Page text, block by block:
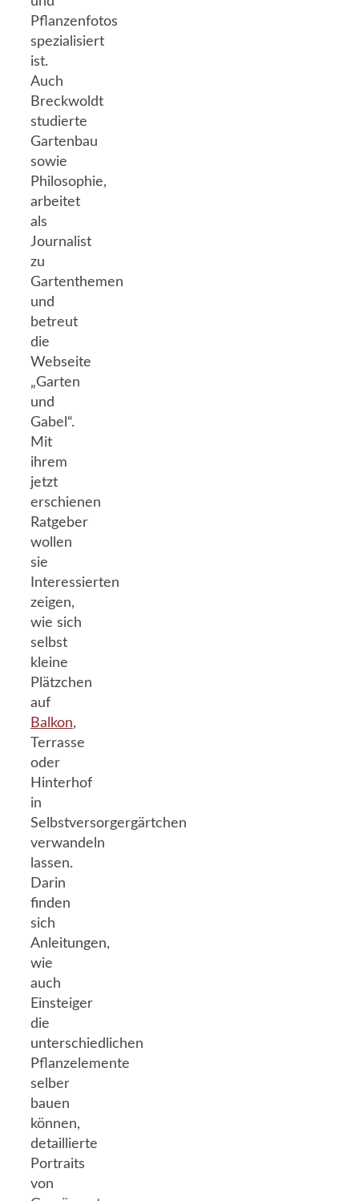
Pflanzenfotos
spezialisiert
ist.
Auch
Breckwoldt
studierte
Gartenbau
sowie
Philosophie,
arbeitet
als
Journalist
zu
Gartenthemen
und
betreut
die
Webseite
„Garten
und
Gabel“.
Mit
ihrem
jetzt
erschienen
Ratgeber
wollen
sie
Interessierten
zeigen,
wie sich
selbst
kleine
Plätzchen
auf
Balkon,
Terrasse
oder
Hinterhof
in
Selbstversorgergärtchen
verwandeln
lassen.
Darin
finden
sich
Anleitungen,
wie
auch
Einsteiger
die
unterschiedlichen
Pflanzelemente
selber
bauen
können,
detaillierte
Portraits
von